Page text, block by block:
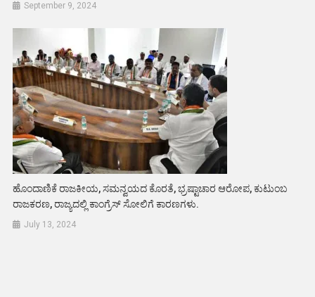
September 9, 2024
ಹೊಂದಾಣಿಕೆ ರಾಜಕೀಯ, ಸಮನ್ವಯದ ಕೊರತೆ, ಭ್ರಷ್ಟಾಚಾರ ಆರೋಪ, ಕುಟುಂಬ
ರಾಜಕರಣ, ರಾಜ್ಯದಲ್ಲಿ ಕಾಂಗ್ರೆಸ್ ಸೋಲಿಗೆ ಕಾರಣಗಳು.
July 13, 2024